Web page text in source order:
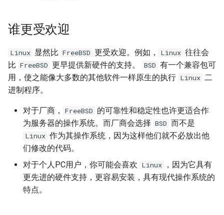
Docker 查找容器的宿主机进
php容器无法加载ssh2模块
Docker容器 restart策略
Docker inspect 命令
Docker with an unknown CA
certificate
Docker logs 命令
Shell 判断一个文件是否为空
使用 XenCenter 绑定网卡
试用 XenServer 6.2
XenMotion 和 Storage
XenMotion
XenServer 更改桥接网络模式
Hyper-V 虚拟机导入导出
Hyper-V 限制虚拟机CPU资源
VMware vSphere 客户端报错
Haproxy URL Hash
Haproxy 安装与配置
+ DRBD 完成 SuSe Mysql HA
方案
Oracle 多数据库实例管理文档
Mysql 数据导出与导入
Oracle 常用Sql语句
Oracle sqlplus
DRBD 状态含义
DRBD 故障测试及脑裂处理
谁更受欢迎
Linux 显然比 FreeBSD 更受欢迎。例如， Linux 往往会
比 FreeBSD 更早提供新硬件的支持。 BSD 有一个兼容包可
用，使之能像大多数的其他软件一样原生的执行 Linux 二
进制程序。
对于厂商， FreeBSD 的可靠性和稳定性也许更适合作
为服务器的操作系统。而厂商会选择 BSD 而不是
Linux 作为其操作系统，因为这样他们就不必放出他
们修改的代码。
对于个人PC用户，你可能会喜欢 Linux
，因为它具有
更先进的硬件支持，更容易安装，具有现代操作系统的
特点。